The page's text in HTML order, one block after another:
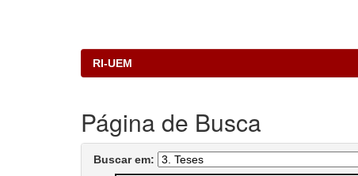
RI-UEM
Página de Busca
Buscar em: